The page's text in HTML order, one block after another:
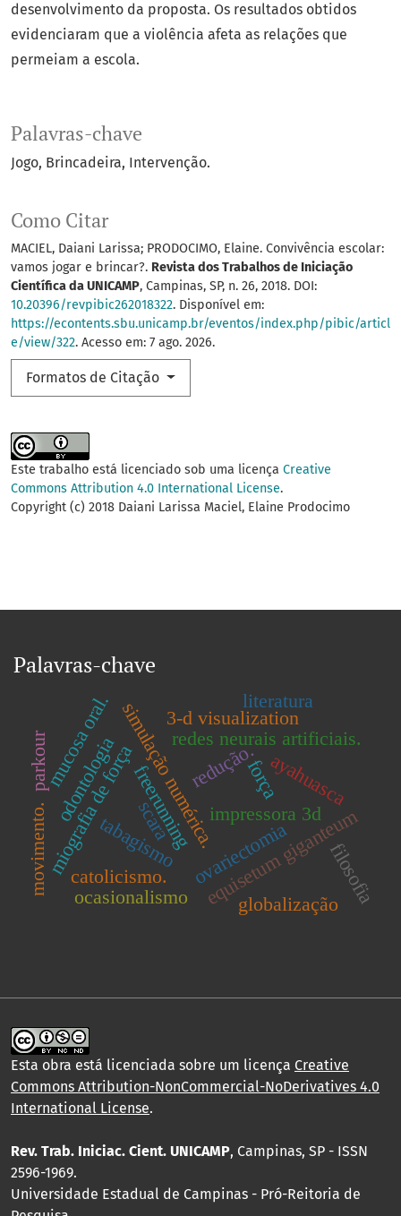
Palavras-chave
Jogo Brincadeira Intervenção.
Como Citar
MACIEL, Daiani Larissa; PRODOCIMO, Elaine. Convivência escolar:
vamos jogar e brincar?. Revista dos Trabalhos de Iniciação
Científica da UNICAMP, Campinas, SP, n. 26, 2018. DOI:
10.20396/revpibic262018322. Disponível em:
https://econtents.sbu.unicamp.br/eventos/index.php/pibic/articl
e/view/322. Acesso em: 7 ago. 2026.
Formatos de Citação
desenvolvimento da proposta. Os resultados obtidos
evidenciaram que a violência afeta as relações que
permeiam a escola.
Este trabalho está licenciado sob uma licença Creative
Commons Attribution 4.0 International License.
Copyright (c) 2018 Daiani Larissa Maciel, Elaine Prodocimo
Palavras-chave
impressora 3d
scara
simulação numérica.
equisetum giganteum
ovariectomia
miografia de força
redes neurais artificiais.
ayahuasca
tabagismo
redução.
ocasionalismo
força
movimento.
odontologia
mucosa oral. 3-d visualization
parkour
freerunning
literatura
filosofia
catolicismo.
globalização
Esta obra está licenciada sobre um licença Creative
Commons Attribution-NonCommercial-NoDerivatives 4.0
International License.
Rev. Trab. Iniciac. Cient. UNICAMP, Campinas, SP - ISSN
2596-1969.
Universidade Estadual de Campinas - Pró-Reitoria de